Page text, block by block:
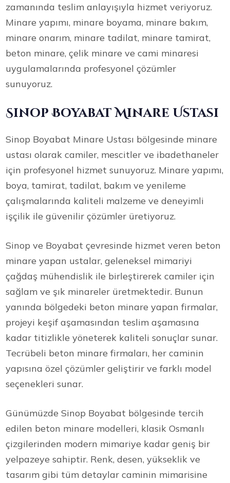
zamanında teslim anlayışıyla hizmet veriyoruz.
Minare yapımı, minare boyama, minare bakım,
minare onarım, minare tadilat, minare tamirat,
beton minare, çelik minare ve cami minaresi
uygulamalarında profesyonel çözümler
sunuyoruz.
Sinop Boyabat Minare Ustası
Sinop Boyabat Minare Ustası bölgesinde minare
ustası olarak camiler, mescitler ve ibadethaneler
için profesyonel hizmet sunuyoruz. Minare yapımı,
boya, tamirat, tadilat, bakım ve yenileme
çalışmalarında kaliteli malzeme ve deneyimli
işçilik ile güvenilir çözümler üretiyoruz.
Sinop ve Boyabat çevresinde hizmet veren beton
minare yapan ustalar, geleneksel mimariyi
çağdaş mühendislik ile birleştirerek camiler için
sağlam ve şık minareler üretmektedir. Bunun
yanında bölgedeki beton minare yapan firmalar,
projeyi keşif aşamasından teslim aşamasına
kadar titizlikle yöneterek kaliteli sonuçlar sunar.
Tecrübeli beton minare firmaları, her caminin
yapısına özel çözümler geliştirir ve farklı model
seçenekleri sunar.
Günümüzde Sinop Boyabat bölgesinde tercih
edilen beton minare modelleri, klasik Osmanlı
çizgilerinden modern mimariye kadar geniş bir
yelpazeye sahiptir. Renk, desen, yükseklik ve
tasarım gibi tüm detaylar caminin mimarisine